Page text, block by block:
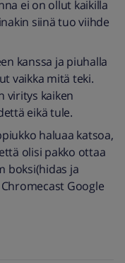
ei on ollut kaikilla
siinä tuo viihde
kanssa ja piuhalla
vaikka mitä teki.
viritys kaiken
eikä tule.
haluaa katsoa,
olisi pakko ottaa
boksi(hidas ja
Google